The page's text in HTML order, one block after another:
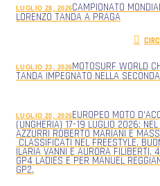
LUGLIO 28, 2026CAMPIONATO
LORENZO TANDA A PRAGA
LUGLIO 23, 2026MOTOSURF WORLD
TANDA IMPEGNATO NELLA
LUGLIO 20, 2026EUROPEO MOTO
(UNGHERIA) 17-19 LUGLIO 2026:
AZZURRI ROBERTO MARIANI E
CLASSIFICATI NEL FREESTYLE.
ILARIA VANNI E AURORA FILIBERTI,
GP4 LADIES E PER MANUEL
GP2.